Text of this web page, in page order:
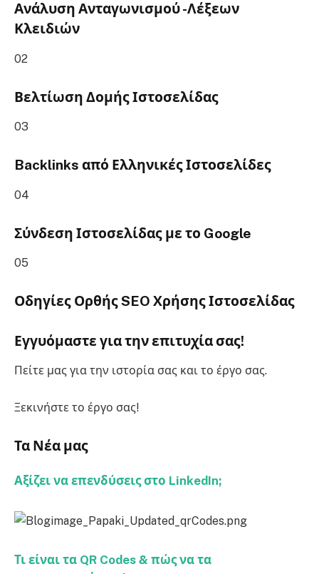
Ανάλυση Ανταγωνισμού -Λέξεων
Κλειδιών
02
Βελτίωση Δομής Ιστοσελίδας
03
Backlinks από Ελληνικές Ιστοσελίδες
04
Σύνδεση Ιστοσελίδας με το Google
05
Οδηγίες Ορθής SEO Χρήσης Ιστοσελίδας
Εγγυόμαστε για την επιτυχία σας!
Πείτε μας για την ιστορία σας και το έργο σας.
Ξεκινήστε το έργο σας!
Τα Νέα μας
Αξίζει να επενδύσεις στο LinkedIn;
Τι είναι τα QR Codes & πώς να τα